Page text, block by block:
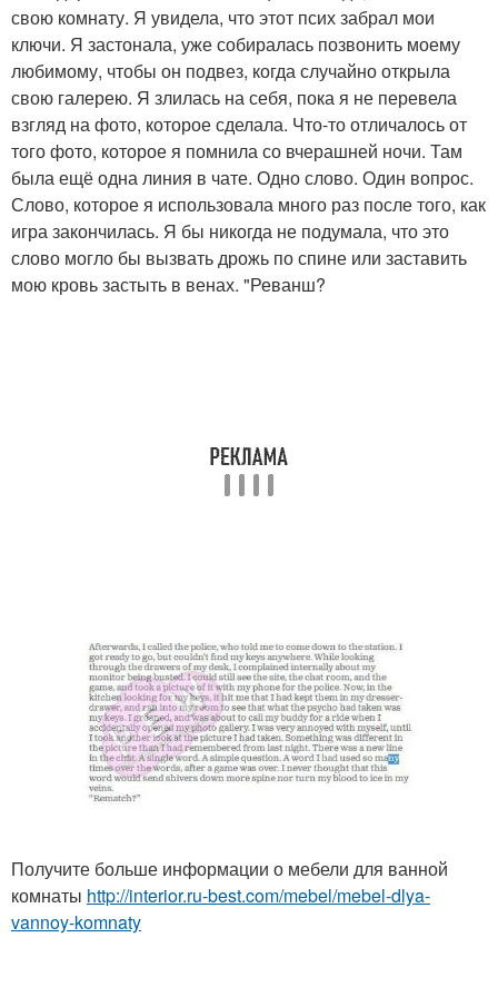
свою комнату. Я увидела, что этот псих забрал мои
ключи. Я застонала, уже собиралась позвонить моему
любимому, чтобы он подвез, когда случайно открыла
свою галерею. Я злилась на себя, пока я не перевела
взгляд на фото, которое сделала. Что-то отличалось от
того фото, которое я помнила со вчерашней ночи. Там
была ещё одна линия в чате. Одно слово. Один вопрос.
Слово, которое я использовала много раз после того, как
игра закончилась. Я бы никогда не подумала, что это
слово могло бы вызвать дрожь по спине или заставить
мою кровь застыть в венах. "Реванш?
Получите больше информации о мебели для ванной
комнаты http://interior.ru-best.com/mebel/mebel-dlya-
vannoy-komnaty